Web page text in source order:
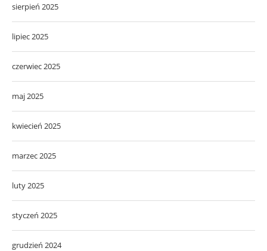
sierpień 2025
lipiec 2025
czerwiec 2025
maj 2025
kwiecień 2025
marzec 2025
luty 2025
styczeń 2025
grudzień 2024